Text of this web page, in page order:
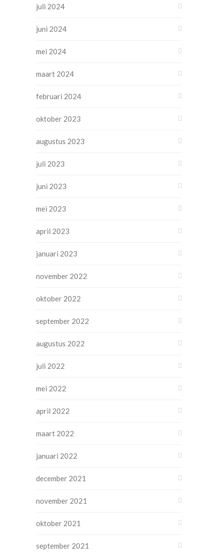
juli 2024
juni 2024
mei 2024
maart 2024
februari 2024
oktober 2023
augustus 2023
juli 2023
juni 2023
mei 2023
april 2023
januari 2023
november 2022
oktober 2022
september 2022
augustus 2022
juli 2022
mei 2022
april 2022
maart 2022
januari 2022
december 2021
november 2021
oktober 2021
september 2021